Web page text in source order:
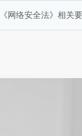
网络安全法》相关